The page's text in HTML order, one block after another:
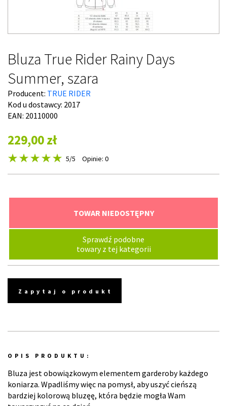
Bluza True Rider Rainy Days
Summer, szara
Producent: TRUE RIDER
Kod u dostawcy: 2017
EAN: 20110000
229,00 zł
5/5 Opinie: 0
TOWAR NIEDOSTĘPNY
Sprawdź podobne
towary z tej kategorii
Zapytaj o produkt
OPIS PRODUKTU:
Bluza jest obowiązkowym elementem garderoby każdego
koniarza. Wpadliśmy więc na pomysł, aby uszyć cieńszą
bardziej kolorową bluzęę, która będzie mogła Wam